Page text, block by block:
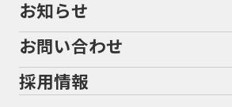
地域から探す
メーカー別買取相場・
ヤマハ
ホンダ
スズキ
トライ
アプリ
KTM
バイク保険無料見積り（他社でご加入の
盗難保険
福島
茨城
栃木
会社概要
沿革
二輪公正取引協議会加盟店
お知らせ
お問い合わせ
採用情報